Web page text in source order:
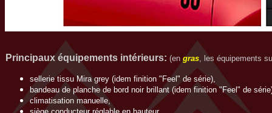
Principaux équipements intérieurs: (en gras, les équipements
sellerie tissu Mira grey (idem finition "Feel" de série),
bandeau de planche de bord noir brillant (idem finition "Feel" de
climatisation manuelle,